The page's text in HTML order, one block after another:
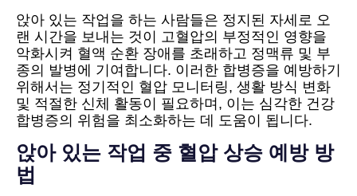
앉아 있는 작업을 하는 사람들은 정지된 자세로 오
랜 시간을 보내는 것이 고혈압의 부정적인 영향을
악화시켜 혈액 순환 장애를 초래하고 정맥류 및 부
종의 발병에 기여합니다. 이러한 합병증을 예방하기
위해서는 정기적인 혈압 모니터링, 생활 방식 변화
및 적절한 신체 활동이 필요하며, 이는 심각한 건강
합병증의 위험을 최소화하는 데 도움이 됩니다.
앉아 있는 작업 중 혈압 상승 예방 방
법